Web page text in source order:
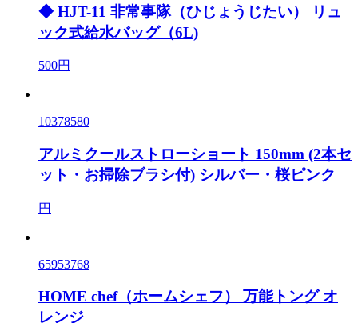
◆ HJT-11 非常事隊（ひじょうじたい） リュ
ック式給水バッグ（6L)
500円
10378580
アルミクールストローショート 150mm (2本セ
ット・お掃除ブラシ付) シルバー・桜ピンク
円
65953768
HOME chef（ホームシェフ） 万能トング オ
レンジ